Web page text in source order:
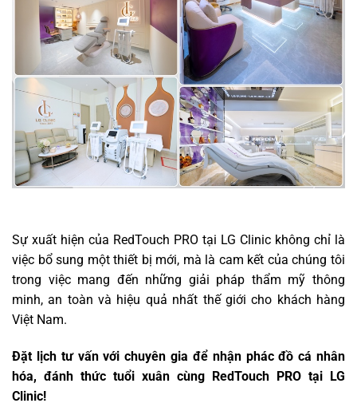
Sự xuất hiện của RedTouch PRO tại LG Clinic không chỉ là
việc bổ sung một thiết bị mới, mà là cam kết của chúng tôi
trong việc mang đến những giải pháp thẩm mỹ thông
minh, an toàn và hiệu quả nhất thế giới cho khách hàng
Việt Nam.
Đặt lịch tư vấn với chuyên gia để nhận phác đồ cá nhân
hóa, đánh thức tuổi xuân cùng RedTouch PRO tại LG
Clinic!